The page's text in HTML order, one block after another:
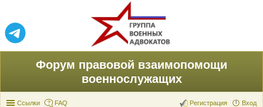
Форум правовой взаимопомощи
военнослужащих
Ссылки FAQ Вход
Регистрация